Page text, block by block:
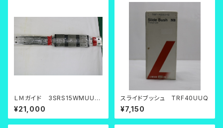
ＬＭガイド 3SRS15WMUU+
870LPM
¥21,000
スライドブッシュ TRF40UUQ
¥7,150